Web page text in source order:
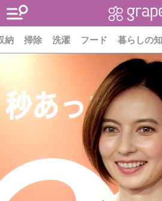
納 掃除 洗濯 フード 暮らしの